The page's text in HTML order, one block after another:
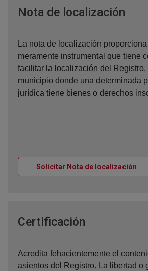
Nota de localización
La nota de localización
meramente instrumental que tiene
facilitar la localización del
municipio donde una determinada
jurídica tiene bienes o derechos
Solicitar Nota de localización
Certificación
Acredita fehacientemente el
asientos del Registro. La libertad o